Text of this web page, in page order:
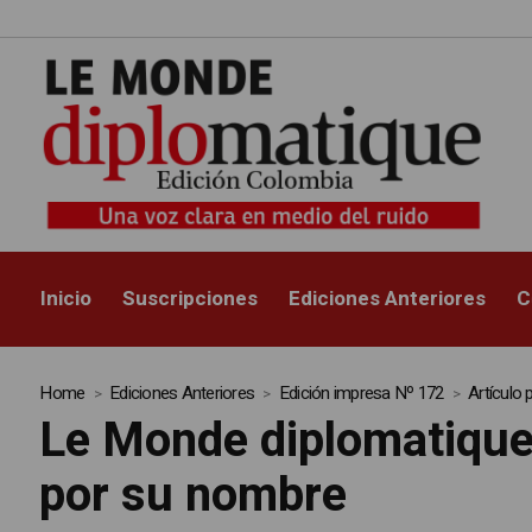
Inicio Suscripciones Ediciones Anteriores
Home Ediciones Anteriores Edición impresa Nº 172 Artículo
Le Monde
por su nombre